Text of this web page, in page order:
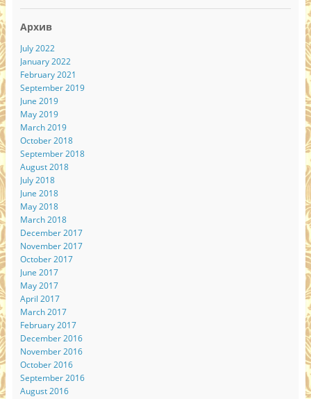
Архив
July 2022
January 2022
February 2021
September 2019
June 2019
May 2019
March 2019
October 2018
September 2018
August 2018
July 2018
June 2018
May 2018
March 2018
December 2017
November 2017
October 2017
June 2017
May 2017
April 2017
March 2017
February 2017
December 2016
November 2016
October 2016
September 2016
August 2016